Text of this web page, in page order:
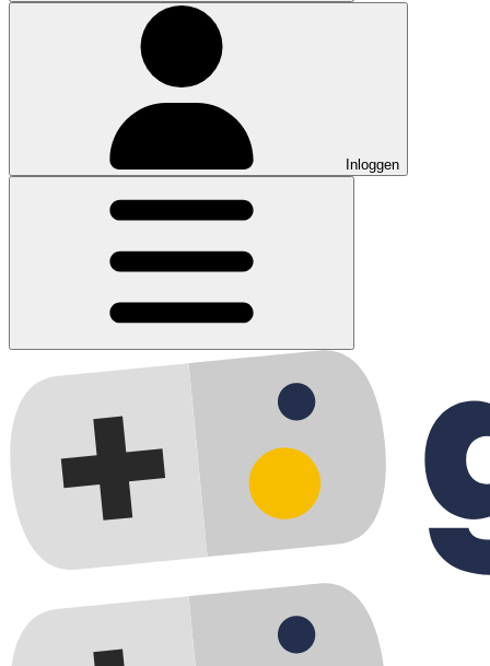
Inloggen